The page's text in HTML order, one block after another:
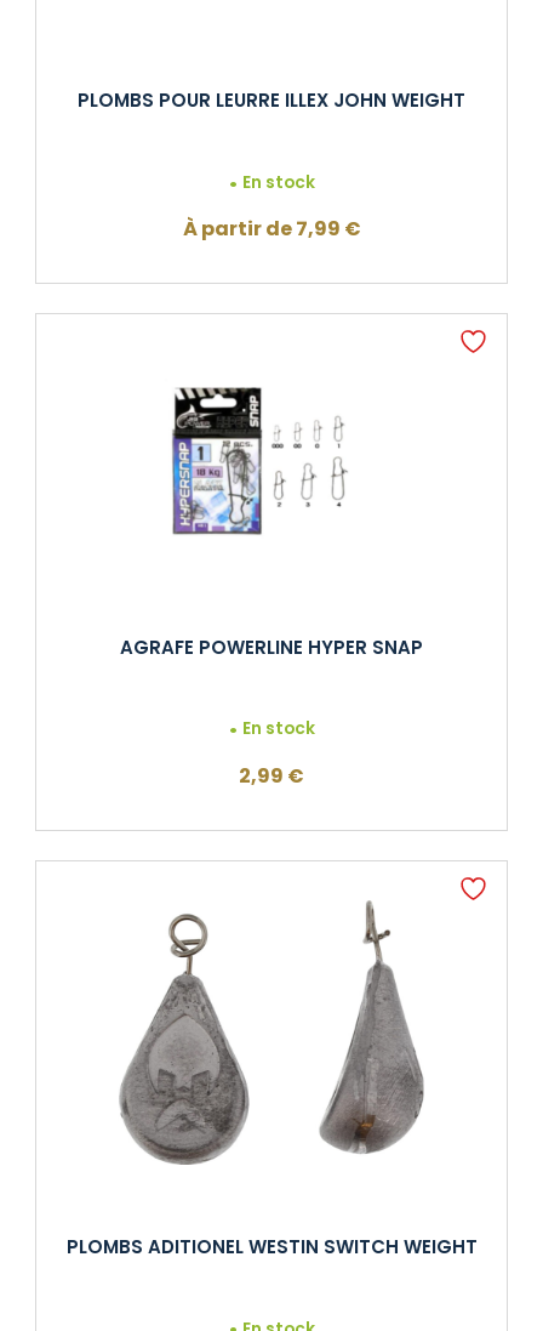
PLOMBS POUR LEURRE ILLEX JOHN WEIGHT
En stock
À partir de7,99 €
AGRAFE POWERLINE HYPER SNAP
En stock
2,99 €
PLOMBS ADITIONEL WESTIN SWITCH WEIGHT